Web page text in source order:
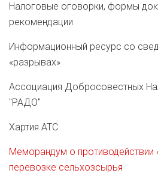
Налоговые оговорки, формы
рекомендации
Информационный ресурс со
«разрывах»
Ассоциация Добросовестных
"РАДО"
Хартия АТС
Меморандум о противодействии
перевозке сельхозсырья